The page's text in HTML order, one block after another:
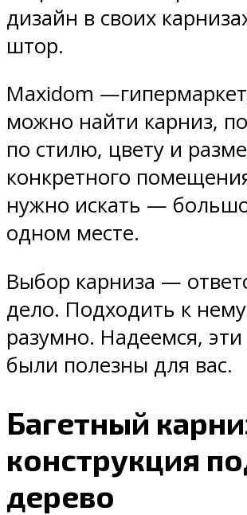
дизайн в своих
штор.
Maxidom
можно найти карниз,
по стилю, цвету и
конкретного
нужно искать —
одном месте.
Выбор карниза —
дело. Подходить к
разумно. Надеемся,
были полезны для вас.
Багетный
конструкция
дерево